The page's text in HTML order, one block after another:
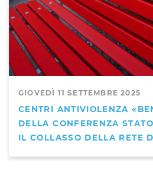
GIOVEDÌ 11 SETTEMBRE 2025
CENTRI ANTIVIOLENZA
DELLA CONFERENZA
IL COLLASSO DELLA RETE